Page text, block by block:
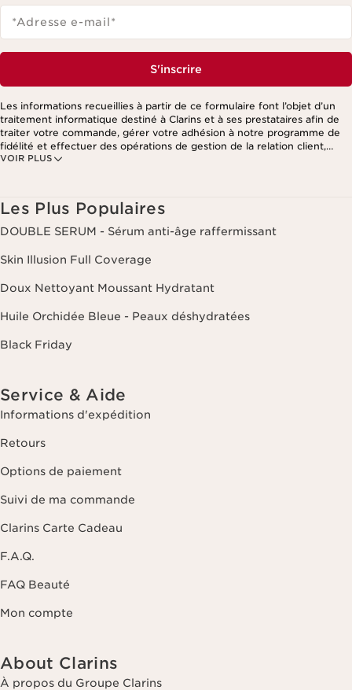
*Adresse e-mail*
S'inscrire
VOIR PLUS
Les informations recueillies à partir de ce formulaire font l’objet d’un
traitement informatique destiné à Clarins et à ses prestataires afin de
traiter votre commande, gérer votre adhésion à notre programme de
fidélité et effectuer des opérations de gestion de la relation client,
notamment pour vous adresser des offres personnalisées en fonction
Les Plus Populaires
DOUBLE SERUM - Sérum anti-âge raffermissant
Skin Illusion Full Coverage
Doux Nettoyant Moussant Hydratant
Huile Orchidée Bleue - Peaux déshydratées
Black Friday
Service & Aide
Informations d'expédition
Retours
Options de paiement
Suivi de ma commande
Clarins Carte Cadeau
F.A.Q.
FAQ Beauté
Mon compte
About Clarins
À propos du Groupe Clarins